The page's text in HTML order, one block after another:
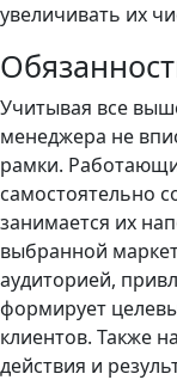
увеличивать их
Учитывая все
менеджера не
рамки.
самостоятельно
занимается их
выбранной
аудиторией,
формирует
клиентов. Также
действия и